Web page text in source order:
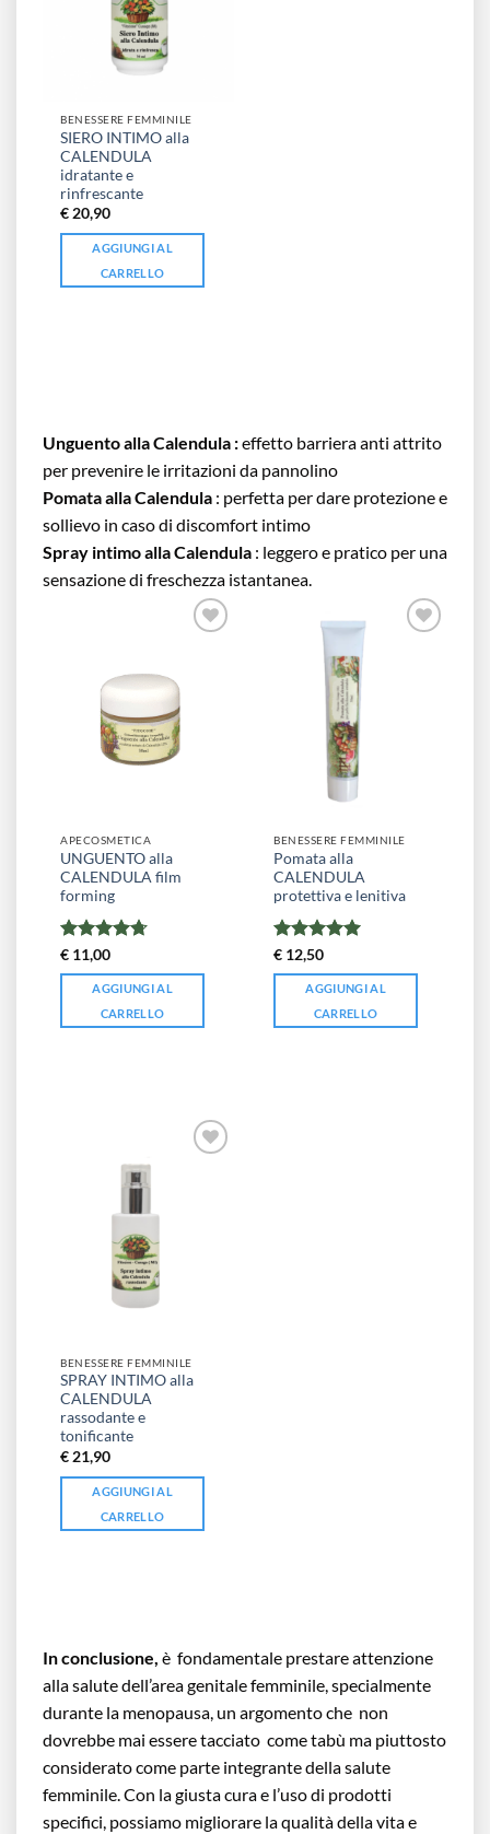
BENESSERE FEMMINILE
SIERO INTIMO alla
CALENDULA
idratante e
rinfrescante
€20,90
AGGIUNGI AL
CARRELLO
Unguento alla Calendula :effetto barriera anti attrito
per prevenire le irritazioni da pannolino
Pomata alla Calendula : perfetta per dare protezione e
sollievo in caso di discomfort intimo
Spray intimo alla Calendula : leggero e pratico per una
sensazione di freschezza istantanea.
APECOSMETICA
UNGUENTO alla
CALENDULA film
forming
Valutato
4.67su 5
€ 11,00
AGGIUNGI AL
CARRELLO
BENESSERE FEMMINILE
Pomata alla
CALENDULA
protettiva e lenitiva
Valutato
su 5
€ 12,50
AGGIUNGI AL
CARRELLO
BENESSERE FEMMINILE
SPRAY INTIMO alla
CALENDULA
rassodante e
tonificante
€ 21,90
AGGIUNGI AL
CARRELLO
In conclusione, è fondamentale prestare attenzione
alla salute dell’area genitale femminile, specialmente
durante la menopausa, un argomento che non
dovrebbe mai essere tacciato come tabù ma piuttosto
considerato come parte integrante della salute
femminile. Con la giusta cura e l’uso di prodotti
specifici, possiamo migliorare la qualità della vita e